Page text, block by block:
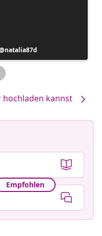
Beitrag
veröffentlicht
von
natalia87d
hochladen kannst
Empfohlen